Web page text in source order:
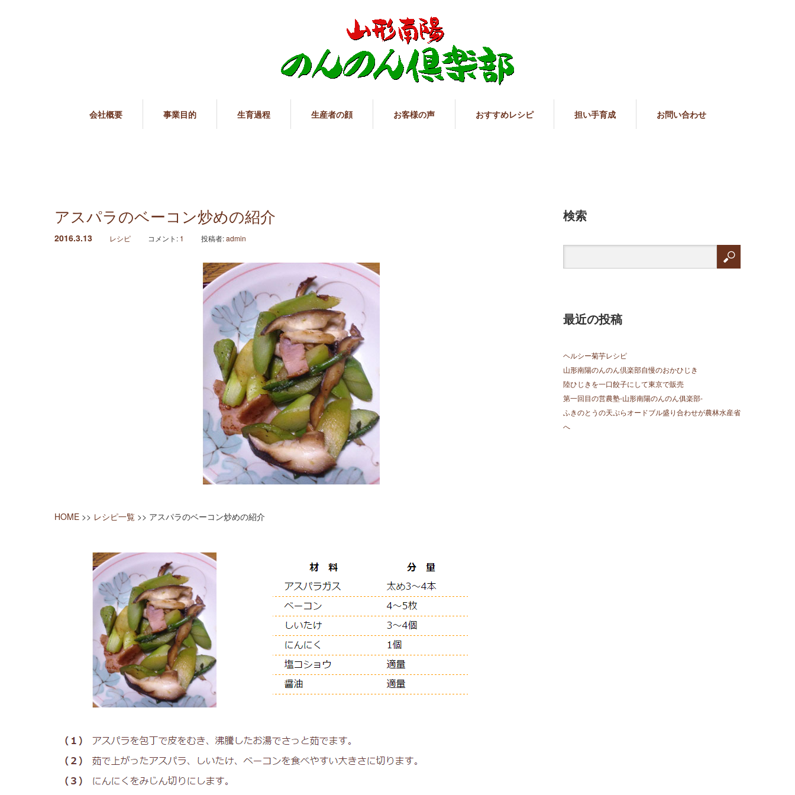
会社概要 事業目的 生育過程 生産者の顔 お客様の声 おすすめレシピ 担い手育成 お問い合わせ
アスパラのベーコン炒めの紹介
2016.3.13 レシピ コメント: 1 投稿者:admin
HOME >> レシピ一覧 >> アスパラのベーコン炒めの紹介
検索
最近の投稿
ヘルシー菊芋レシピ
山形南陽のんのん倶楽部自慢のおかひじき
陸ひじきを一口餃子にして東京で販売
第一回目の営農塾-山形南陽のんのん俱楽部-
ふきのとうの天ぷらオードブル盛り合わせが農林水産省
へ